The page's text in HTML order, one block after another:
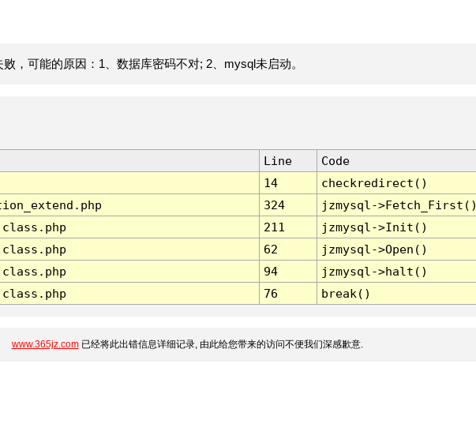
，可能的原因：1、数据库密码不对; 2、mysql未启动。
Line
Code
14
checkredirect()
324
jzmysql-
211
jzmysql->Init()
62
jzmysql->Open()
94
jzmysql->halt()
76 break()
www.365jz.com已经将此出错信息详细记录, 由此给您带来的访问不便我们深感歉意.